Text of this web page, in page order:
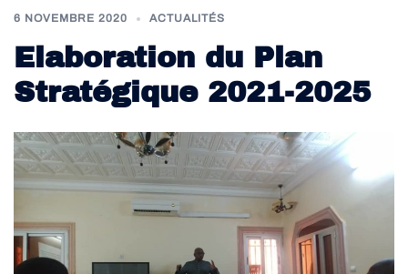
6 NOVEMBRE 2020 ACTUALITÉS
Elaboration du Plan
Stratégique 2021-2025